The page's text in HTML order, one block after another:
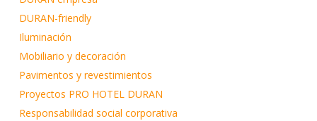
DURAN-friendly
Iluminación
Mobiliario y decoración
Pavimentos y revestimientos
Proyectos PRO HOTEL DURAN
Responsabilidad social corporativa